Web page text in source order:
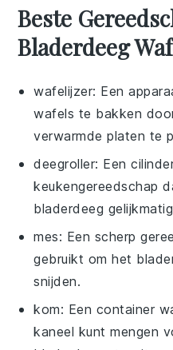
Beste
Bladerdeeg
wafelijzer: Een
wafels te bakken
verwarmde platen te
deegroller: Een
keukengereedschap
bladerdeeg
mes: Een scherp
gebruikt om het
snijden.
kom: Een container
kaneel kunt mengen